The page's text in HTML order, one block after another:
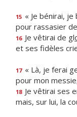
15 « Je bénirai, je
pour rassasier
16 Je vêtirai de gl
et ses fidèles
17 « Là, je ferai
pour mon
18 Je vêtirai ses
mais, sur lui, la